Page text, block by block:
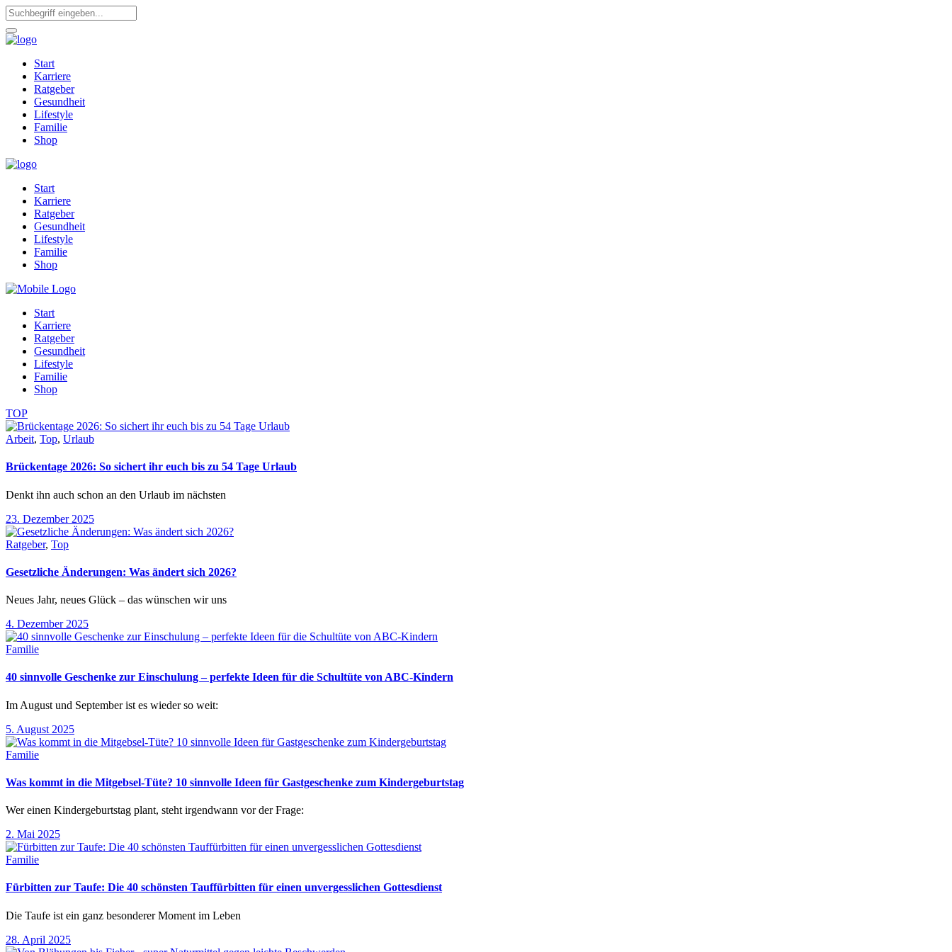
Start
Karriere
Ratgeber
Gesundheit
Lifestyle
Familie
Shop
Start
Karriere
Ratgeber
Gesundheit
Lifestyle
Familie
Shop
Start
Karriere
Ratgeber
Gesundheit
Lifestyle
Familie
Shop
TOP
Arbeit, Top, Urlaub
Brückentage 2026: So sichert ihr euch bis zu 54 Tage Urlaub
Denkt ihn auch schon an den Urlaub im nächsten
23. Dezember 2025
Ratgeber, Top
Gesetzliche Änderungen: Was ändert sich 2026?
Neues Jahr, neues Glück – das wünschen wir uns
4. Dezember 2025
Familie
40 sinnvolle Geschenke zur Einschulung – perfekte Ideen für die Schultüte von ABC-Kindern
Im August und September ist es wieder so weit:
5. August 2025
Familie
Was kommt in die Mitgebsel-Tüte? 10 sinnvolle Ideen für Gastgeschenke zum Kindergeburtstag
Wer einen Kindergeburtstag plant, steht irgendwann vor der Frage:
2. Mai 2025
Familie
Fürbitten zur Taufe: Die 40 schönsten Tauffürbitten für einen unvergesslichen Gottesdienst
Die Taufe ist ein ganz besonderer Moment im Leben
28. April 2025